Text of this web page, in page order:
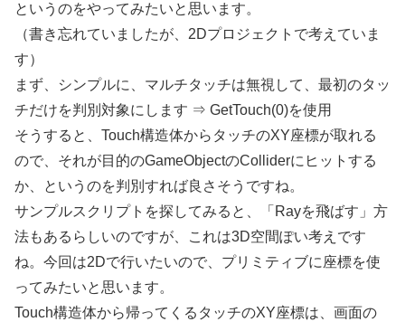
というのをやってみたいと思います。
（書き忘れていましたが、2Dプロジェクトで考えていま
す）
まず、シンプルに、マルチタッチは無視して、最初のタッ
チだけを判別対象にします ⇒ GetTouch(0)を使用
そうすると、Touch構造体からタッチのXY座標が取れる
ので、それが目的のGameObjectのColliderにヒットする
か、というのを判別すれば良さそうですね。
サンプルスクリプトを探してみると、「Rayを飛ばす」方
法もあるらしいのですが、これは3D空間ぽい考えです
ね。今回は2Dで行いたいので、プリミティブに座標を使
ってみたいと思います。
Touch構造体から帰ってくるタッチのXY座標は、画面の